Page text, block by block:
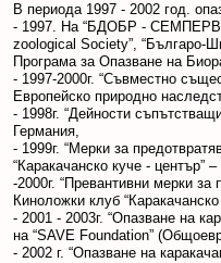
В периода 1997 - 2002 год.
- 1997. На “БДОБР -
zoological Society”, “Българо-
Програма за Опазване на
- 1997-2000г. “Съвместно
Европейско природно
- 1998г. “Дейности
Германия,
- 1999г. “Мерки за
“Каракачанско куче - център”
-2000г. “Превантивни мерки
Киноложки клуб
- 2001 - 2003г. “Опазване на
на “SAVE Foundation”
- 2002 г. “Опазване на